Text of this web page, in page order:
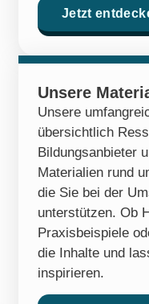
Jetzt
Unsere
Unsere
übersichtlich
Bildungsanbieter
Materialien rund
die Sie bei der
unterstützen. Ob
Praxisbeispiele
die Inhalte und
inspirieren.